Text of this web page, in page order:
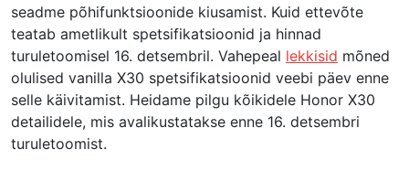
seadme põhifunktsioonide kiusamist. Kuid ettevõte
teatab ametlikult spetsifikatsioonid ja hinnad
turuletoomisel 16. detsembril. Vahepeal lekkisid mõned
olulised vanilla X30 spetsifikatsioonid veebi päev enne
selle käivitamist. Heidame pilgu kõikidele Honor X30
detailidele, mis avalikustatakse enne 16. detsembri
turuletoomist.